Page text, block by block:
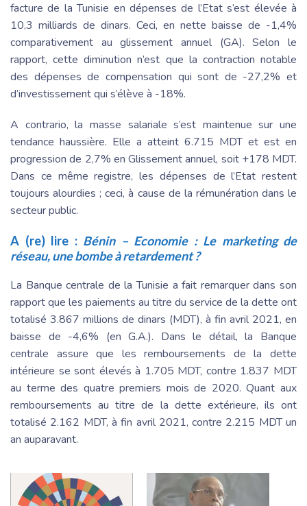
facture de la Tunisie en dépenses de l’Etat s’est élevée à
10,3 milliards de dinars. Ceci, en nette baisse de -1,4%
comparativement au glissement annuel (GA). Selon le
rapport, cette diminution n’est que la contraction notable
des dépenses de compensation qui sont de -27,2% et
d’investissement qui s’élève à -18%.
A contrario, la masse salariale s’est maintenue sur une
tendance haussière. Elle a atteint 6.715 MDT et est en
progression de 2,7% en Glissement annuel, soit +178 MDT.
Dans ce même registre, les dépenses de l’Etat restent
toujours alourdies ; ceci, à cause de la rémunération dans le
secteur public.
A (re) lire : Bénin – Economie : Le marketing de
réseau, une bombe à retardement ?
La Banque centrale de la Tunisie a fait remarquer dans son
rapport que les paiements au titre du service de la dette ont
totalisé 3.867 millions de dinars (MDT), à fin avril 2021, en
baisse de -4,6% (en G.A.). Dans le détail, la Banque
centrale assure que les remboursements de la dette
intérieure se sont élevés à 1.705 MDT, contre 1.837 MDT
au terme des quatre premiers mois de 2020. Quant aux
remboursements au titre de la dette extérieure, ils ont
totalisé 2.162 MDT, à fin avril 2021, contre 2.215 MDT un
an auparavant.